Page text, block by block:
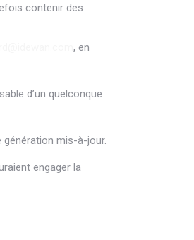
contenir des
, en
d’un quelconque
génération mis-à-jour.
engager la